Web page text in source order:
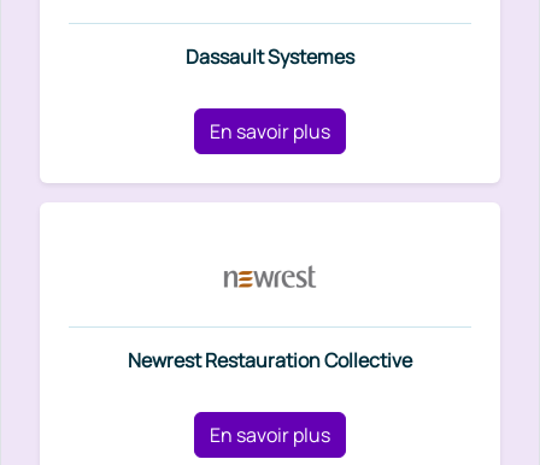
Dassault Systemes
En savoir plus
Newrest Restauration Collective
En savoir plus